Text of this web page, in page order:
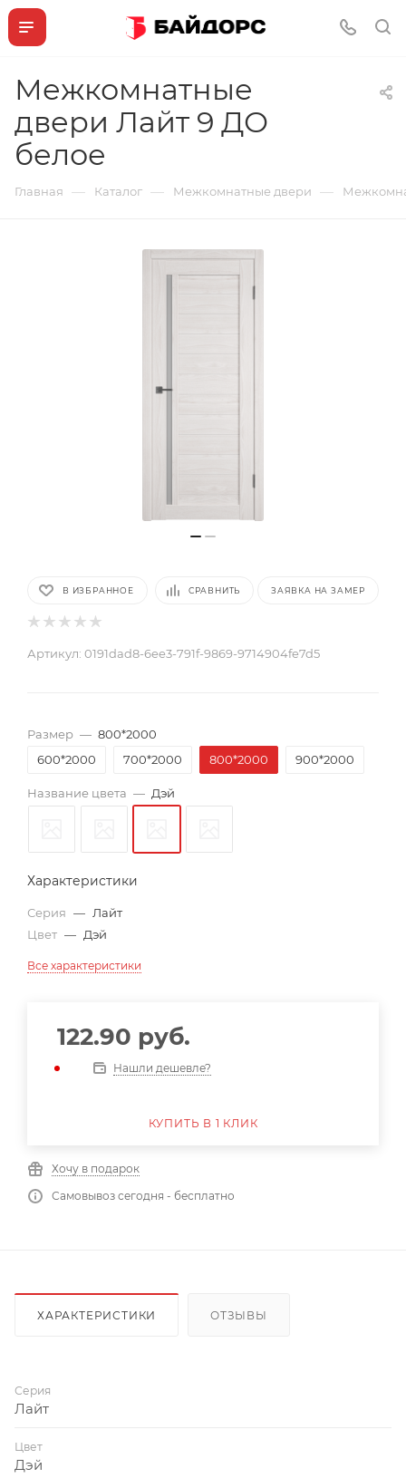
Межкомнатные
двери Лайт 9 ДО
белое
Главная — Каталог — Межкомнатные двери —
В ИЗБРАННОЕ СРАВНИТЬ ЗАЯВКА НА ЗАМЕР
Артикул: 0191dad8-6ee3-791f-9869-9714904fe7d5
Размер — 800*2000
600*2000
700*2000 800*2000 900*2000
Название цвета — Дэй
Характеристики
Серия — Лайт
Цвет — Дэй
Все характеристики
122.90 руб.
Нашли дешевле?
КУПИТЬ В 1 КЛИК
Хочу в подарок
Самовывоз сегодня - бесплатно
ХАРАКТЕРИСТИКИ ОТЗЫВЫ
Серия
Лайт
Цвет
Дэй